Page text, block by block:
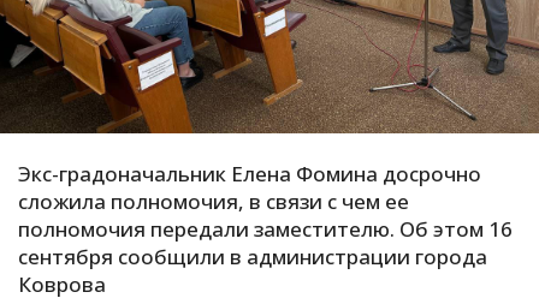
Е
И
К
С
Экс-градоначальник Елена Фомина досрочно
сложила полномочия, в связи с чем ее
полномочия передали заместителю. Об этом 16
сентября сообщили в администрации города
Коврова